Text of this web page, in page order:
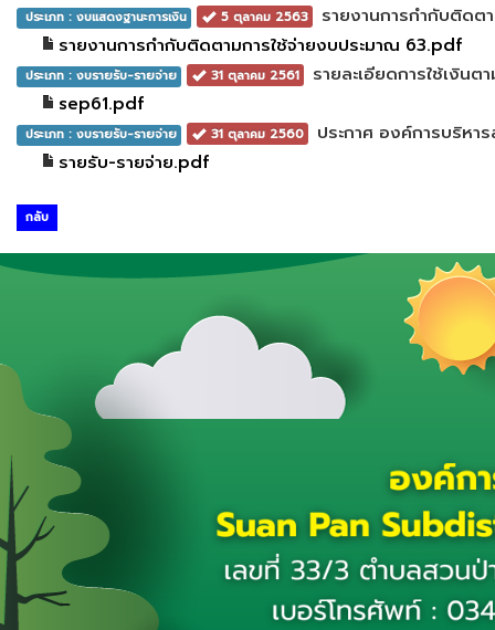
ประเภท : งบแสดงฐานะการเงิน 5 ตุลาคม 2563
รายงานการกำกับติดต
รายงานการกำกับติดตามการใช้จ่ายงบประมาณ 63.pdf
ประเภท : งบรายรับ-รายจ่าย 31 ตุลาคม 2561
รายละเอียดการใช้เงิน
sep61.pdf
ประเภท : งบรายรับ-รายจ่าย 31 ตุลาคม 2560
ประกาศ องค์การบริหา
รายรับ-รายจ่าย.pdf
กลับ